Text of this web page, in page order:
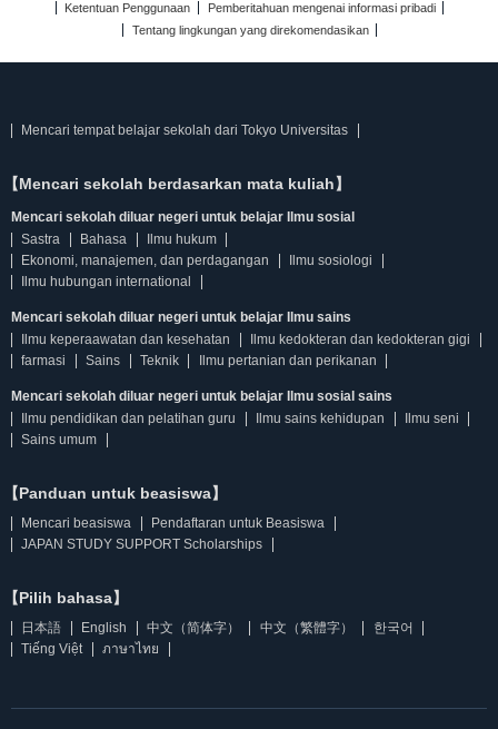
Ketentuan Penggunaan
Pemberitahuan mengenai informasi pribadi
Tentang lingkungan yang direkomendasikan
Mencari tempat belajar sekolah dari Tokyo Universitas
【Mencari sekolah berdasarkan mata kuliah】
Mencari sekolah diluar negeri untuk belajar Ilmu sosial
Sastra
Bahasa
Ilmu hukum
Ekonomi, manajemen, dan perdagangan
Ilmu sosiologi
Ilmu hubungan international
Mencari sekolah diluar negeri untuk belajar Ilmu sains
Ilmu keperaawatan dan kesehatan
Ilmu kedokteran dan kedokteran gigi
farmasi
Sains Teknik Ilmu pertanian dan perikanan
Mencari sekolah diluar negeri untuk belajar Ilmu sosial sains
Ilmu pendidikan dan pelatihan guru
Ilmu sains kehidupan
Ilmu seni
Sains umum
【Panduan untuk beasiswa】
Mencari beasiswa
Pendaftaran untuk Beasiswa
JAPAN STUDY SUPPORT Scholarships
【Pilih bahasa】
日本語 English 中文（简体字） 中文（繁體字）
한국어
Tiếng Việt
ภาษาไทย